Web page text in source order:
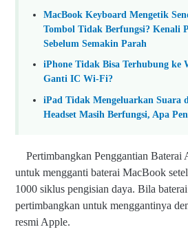
MacBook Keyboard Mengetik
Tombol Tidak Berfungsi? Kenali
Sebelum Semakin Parah
iPhone Tidak Bisa Terhubung ke
Ganti IC Wi-Fi?
iPad Tidak Mengeluarkan Suara
Headset Masih Berfungsi, Apa
Pertimbangkan Penggantian Baterai
untuk mengganti baterai MacBook
1000 siklus pengisian daya. Bila
pertimbangkan untuk menggantinya
resmi Apple.